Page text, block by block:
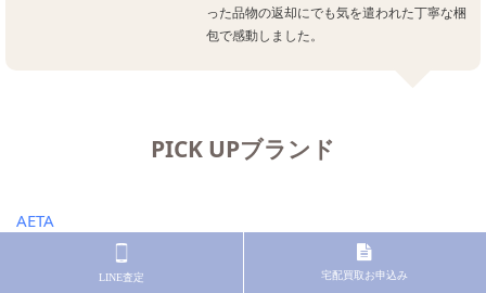
った品物の返却にでも気を遣われた丁寧な梱
包で感動しました。
PICK UPブランド
AETA
LINE査定 宅配買取お申込み